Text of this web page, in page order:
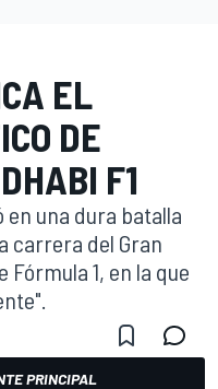
EL
DE
F1
una dura batalla
carrera del Gran
Fórmula 1, en la que
PRINCIPAL